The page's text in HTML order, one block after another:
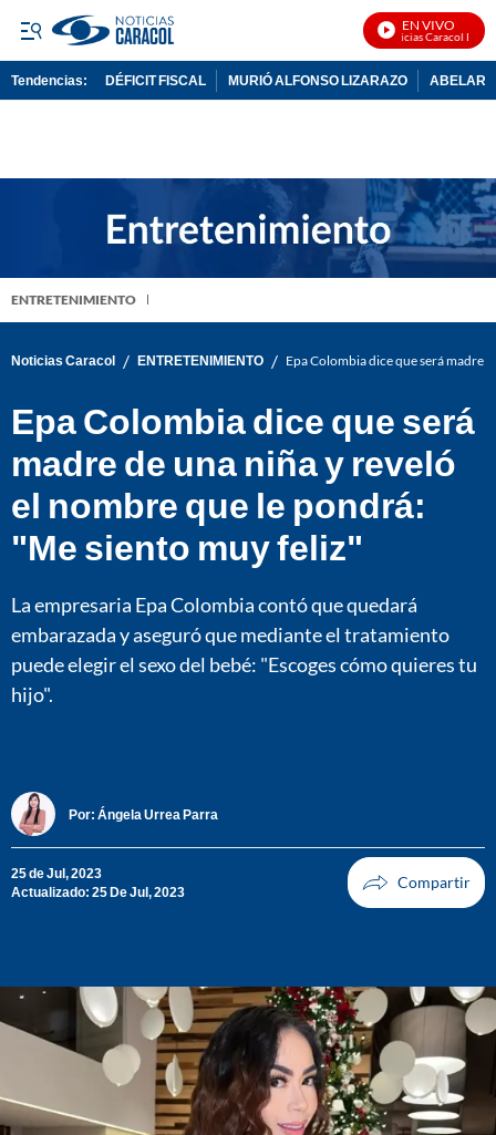
EN VIVO
Noticias Caracol En Vivo
Tendencias: DÉFICIT FISCAL MURIÓ ALFONSO LIZARAZO
ENTRETENIMIENTO
Noticias Caracol / ENTRETENIMIENTO / Epa Colombia dice que será madre
Epa Colombia dice que será
madre de una niña y reveló
el nombre que le pondrá:
"Me siento muy feliz"
La empresaria Epa Colombia contó que quedará
embarazada y aseguró que mediante el tratamiento
puede elegir el sexo del bebé: "Escoges cómo quieres tu
hijo".
Por: Ángela Urrea Parra
25 de Jul, 2023
Actualizado: 25 De Jul, 2023